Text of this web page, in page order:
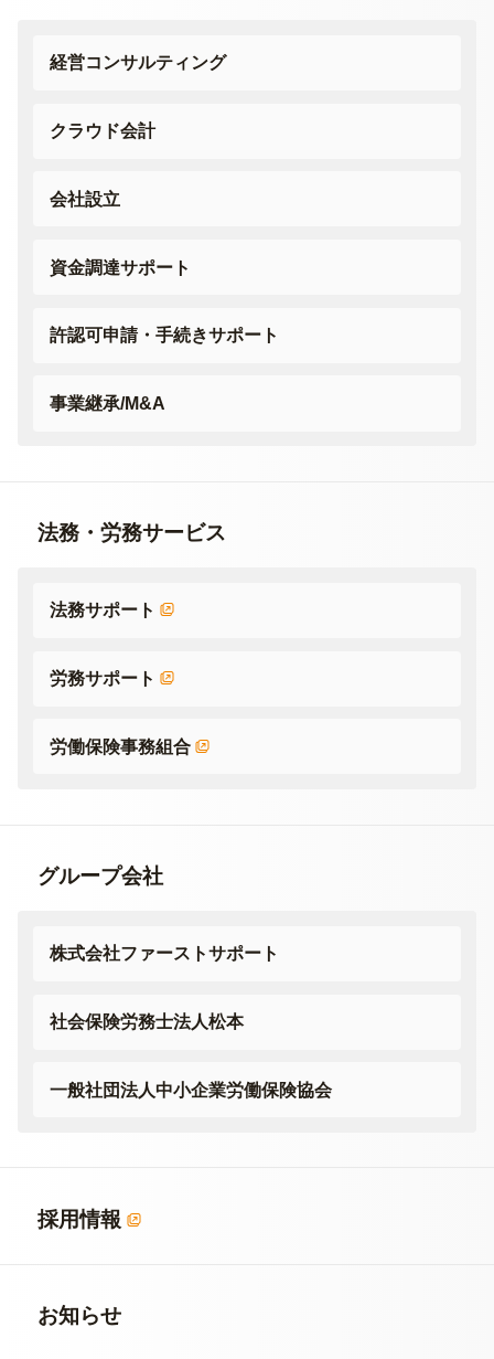
経営コンサルティング
クラウド会計
会社設立
資金調達サポート
許認可申請・手続きサポート
事業継承/M&A
法務・労務サービス
法務サポート
労務サポート
労働保険事務組合
グループ会社
株式会社ファーストサポート
社会保険労務士法人松本
一般社団法人中小企業労働保険協会
採用情報
お知らせ